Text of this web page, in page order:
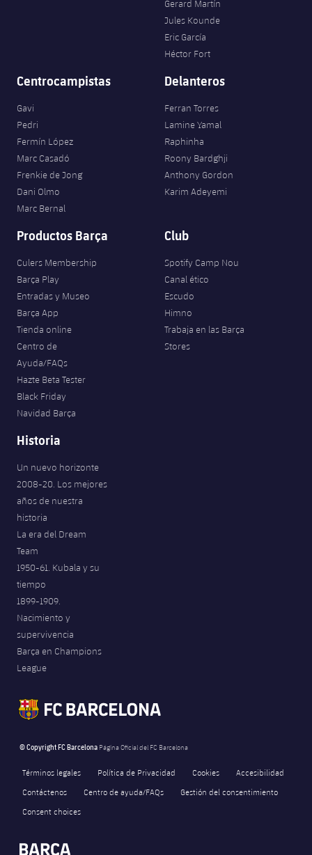
Gerard Martín
Jules Kounde
Eric García
Héctor Fort
Centrocampistas
Gavi
Pedri
Fermín López
Marc Casadó
Frenkie de Jong
Dani Olmo
Marc Bernal
Delanteros
Ferran Torres
Lamine Yamal
Raphinha
Roony Bardghji
Anthony Gordon
Karim Adeyemi
Productos Barça
Culers Membership
Barça Play
Entradas y Museo
Barça App
Tienda online
Centro de
Ayuda/FAQs
Hazte Beta Tester
Black Friday
Navidad Barça
Club
Spotify Camp Nou
Canal ético
Escudo
Himno
Trabaja en las Barça
Stores
Historia
Un nuevo horizonte
2008-20. Los mejores
años de nuestra
historia
La era del Dream
Team
1950-61. Kubala y su
tiempo
1899-1909.
Nacimiento y
supervivencia
Barça en Champions
League
© Copyright FC Barcelona Página Oficial del FC Barcelona
Términos legales Política de Privacidad Cookies
Accesibilidad
Contáctenos
Centro de ayuda/FAQs
Gestión del consentimiento
Consent choices